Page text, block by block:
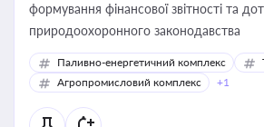
формування фінансової звітності та
природоохоронного законодавства
Паливно-енергетичний комплекс
Агропромисловий комплекс
+1